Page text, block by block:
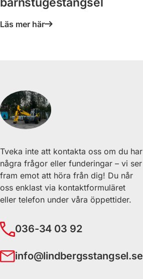
Läs mer här
Tveka inte att kontakta oss om du har
några frågor eller funderingar – vi ser
fram emot att höra från dig! Du når
oss enklast via kontaktformuläret
eller telefon under våra öppettider.
036-34 03 92
info@lindbergsstangsel.se